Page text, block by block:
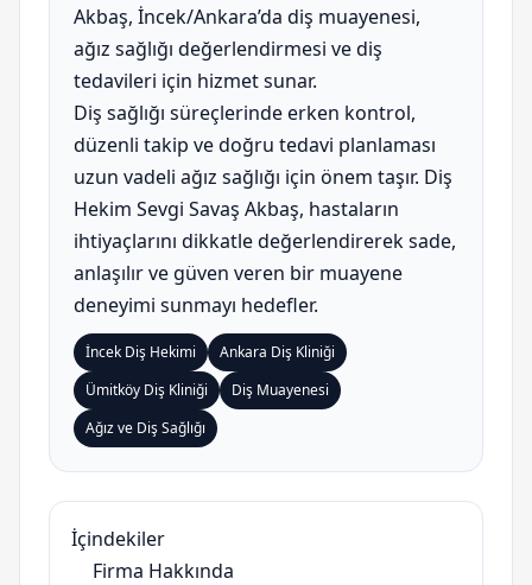
Akbaş, İncek/Ankara’da diş muayenesi,
ağız sağlığı değerlendirmesi ve diş
tedavileri için hizmet sunar.
Diş sağlığı süreçlerinde erken kontrol,
düzenli takip ve doğru tedavi planlaması
uzun vadeli ağız sağlığı için önem taşır. Diş
Hekim Sevgi Savaş Akbaş, hastaların
ihtiyaçlarını dikkatle değerlendirerek sade,
anlaşılır ve güven veren bir muayene
deneyimi sunmayı hedefler.
İncek Diş Hekimi
Ankara Diş Kliniği
Ümitköy Diş Kliniği
Diş Muayenesi
Ağız ve Diş Sağlığı
İçindekiler
Firma Hakkında